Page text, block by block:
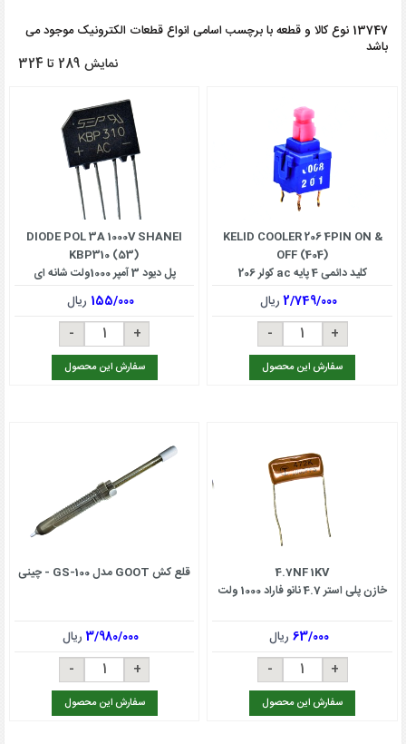
13747 نوع کالا و قطعه با برچسب اسامی انواع قطعات الکترونیک موجود می
باشد
نمایش 289 تا 324
KELID COOLER 206 4PIN ON &
OFF (404)
کلید دائمی 4 پایه ac کولر 206
2/749/000ریال
سفارش این محصول
DIODE POL 3A 1000V SHANEI
KBP310 (53)
پل دیود 3 آمپر 1000ولت شانه ای
155/000 ریال
سفارش این محصول
4.7NF 1KV
خازن پلی استر 4.7 نانو فاراد 1000 ولت
63/000 ریال
سفارش این محصول
قلع کش GOOT مدل GS-100 - چینی
3/980/000ریال
سفارش این محصول